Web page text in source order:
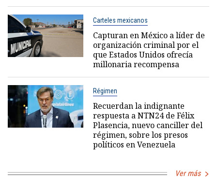
Carteles mexicanos
Capturan en México a líder de
organización criminal por el
que Estados Unidos ofrecía
millonaria recompensa
Régimen
Recuerdan la indignante
respuesta a NTN24 de Félix
Plasencia, nuevo canciller del
régimen, sobre los presos
políticos en Venezuela
Ver más